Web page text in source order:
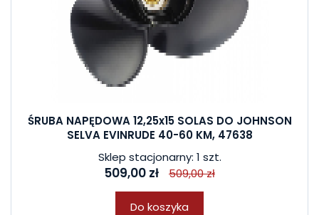
ŚRUBA NAPĘDOWA 12,25x15 SOLAS DO JOHNSON
SELVA EVINRUDE 40-60 KM, 47638
Sklep stacjonarny: 1 szt.
509,00 zł 509,00 zł
Do koszyka